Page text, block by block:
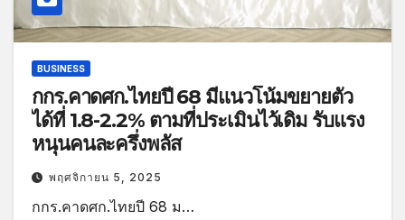
BUSINESS
กกร.คาดศก.ไทยปี 68 มีแนวโน้มขยายตัว
ได้ที่ 1.8-2.2% ตามที่ประเมินไว้เดิม รับแรง
หนุนคนละครึ่งพลัส
พฤศจิกายน 5, 2025
กกร.คาดศก.ไทยปี 68 ม…